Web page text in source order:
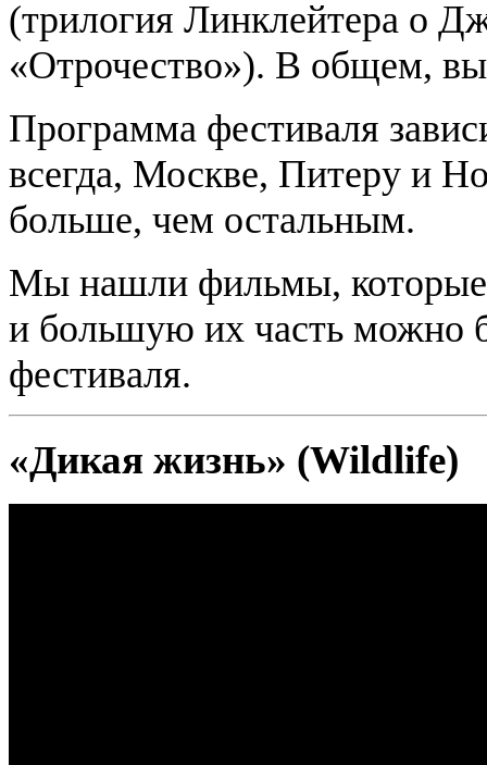
(трилогия Линклейтера о
«Отрочество»). В общем,
Программа фестиваля
всегда, Москве, Питеру и
больше, чем остальным.
Мы нашли фильмы, которые
и большую их часть можно
фестиваля.
«Дикая жизнь» (Wildlife)